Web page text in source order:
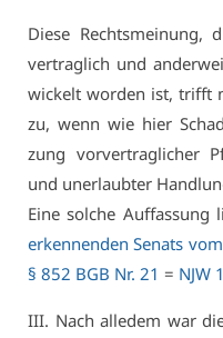
Die­se Rechts­mei­nung,
ver­trag­lich und
wi­ckelt wor­den ist, trifft
zu, wenn wie hier
zung vor­ver­trag­li­cher
und un­er­laub­ter
Ei­ne sol­che Auf­fas­sung
er­ken­nen­den Se­nats
§ 852 BGB Nr. 21 = NJW
III. Nach al­le­dem war